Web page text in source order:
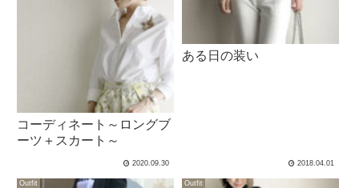
コーディネート～ロングブ
ーツ＋スカート～
2020.09.30
ある日の装い
2018.04.01
Outfit Outfit